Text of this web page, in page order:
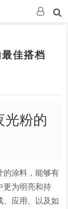
佳搭档
光粉的
的涂料，能够有
更为明亮和持
、应用、以及如